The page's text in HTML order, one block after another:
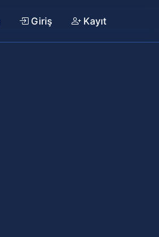
Giriş Kayıt